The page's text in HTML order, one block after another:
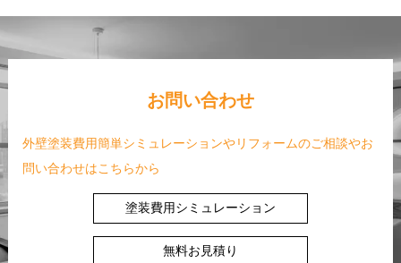
お問い合わせ
外壁塗装費用簡単シミュレーションやリフォームのご相談やお
問い合わせはこちらから
塗装費用シミュレーション
無料お見積り